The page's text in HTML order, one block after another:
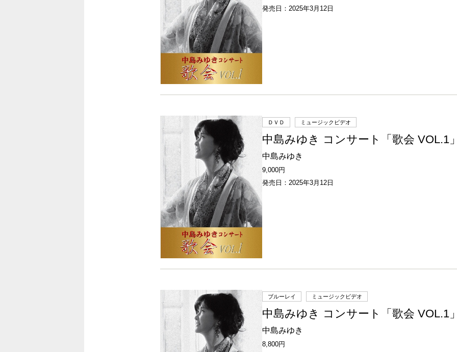
発売日：2025年3月12日
ＤＶＤ ミュージックビデオ
中島みゆき コンサート「歌会 VOL.1
中島みゆき
9,000円
発売日：2025年3月12日
ブルーレイ ミュージックビデオ
中島みゆき コンサート「歌会 VOL.1
中島みゆき
8,800円